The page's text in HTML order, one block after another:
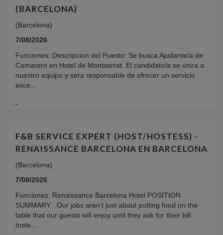
(BARCELONA)
(Barcelona)
7/08/2026
Funciones: Descripcion del Puesto: Se busca Ajudante/a de
Camarero en Hotel de Montserrat. El candidato/a se unira a
nuestro equipo y sera responsable de ofrecer un servicio
exce...
F&B SERVICE EXPERT (HOST/HOSTESS) -
RENAISSANCE BARCELONA EN BARCELONA
(Barcelona)
7/08/2026
Funciones: Renaissance Barcelona Hotel POSITION
SUMMARY Our jobs aren’t just about putting food on the
table that our guests will enjoy until they ask for their bill.
Inste...